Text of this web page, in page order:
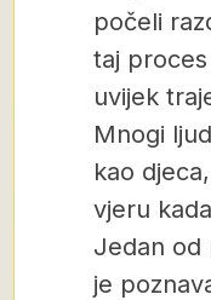
počeli
taj proces
uvijek
Mnogi
kao
vjeru
Jedan od
je